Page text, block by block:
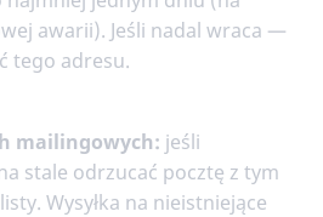
awarii). Jeśli nadal wraca —
tego adresu.
mailingowych: jeśli
stale odrzucać pocztę z tym
Wysyłka na nieistniejące